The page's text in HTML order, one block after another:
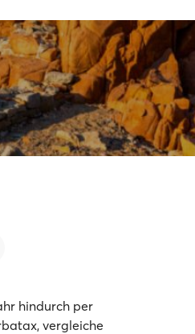
hindurch per
vergleiche